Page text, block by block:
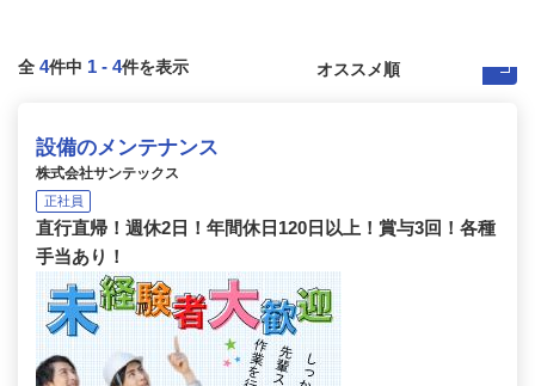
全 4件中 1 - 4件を表示
設備のメンテナンス
株式会社サンテックス
正社員
直行直帰！週休2日！年間休日120日以上！賞与3回！各種
手当あり！